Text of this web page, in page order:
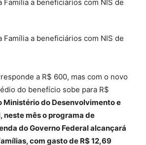
a R$ 600, mas com o novo
do benefício sobe para R$
Ministério do Desenvolvimento e
neste mês o programa de
do Governo Federal alcançará
com gasto de R$ 12,69